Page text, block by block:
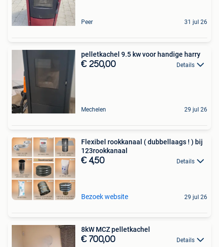
Peer 31 jul 26
pelletkachel 9.5 kw voor handige harry
€ 250,00 Details
Mechelen 29 jul 26
Flexibel rookkanaal ( dubbellaags ! ) bij
123rookkanaal
€ 4,50 Details
Bezoek website 29 jul 26
8kW MCZ pelletkachel
€ 700,00 Details